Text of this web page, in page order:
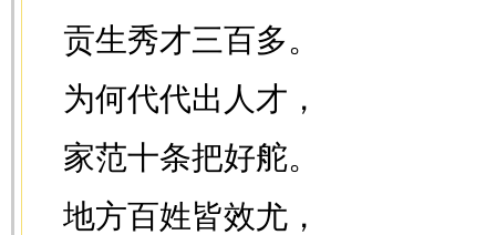
贡生秀才三百多。
为何代代出人才，
家范十条把好舵。
地方百姓皆效尤，